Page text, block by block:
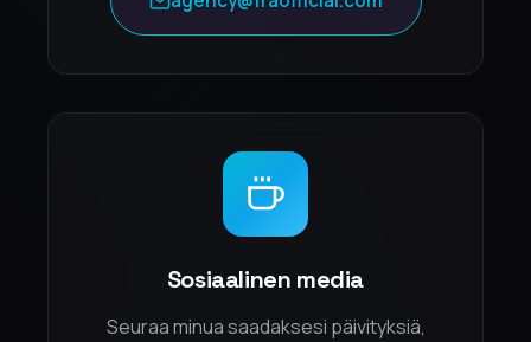
Sosiaalinen media
Seuraa minua saadaksesi päivityksiä,